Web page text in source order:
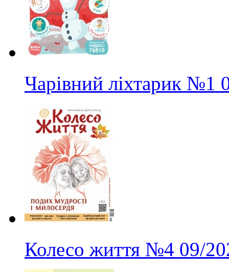
Чарівний ліхтарик №1
Колесо життя №4 09/